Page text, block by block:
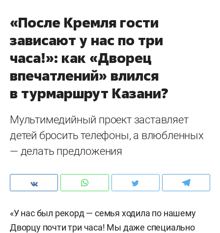
«После Кремля гости
зависают у нас по три
часа!»: как «Дворец
впечатлений» влился
в турмаршрут Казани?
Мультимедийный проект заставляет
детей бросить телефоны, а влюбленных
— делать предложения
«У нас был рекорд — семья ходила по нашему
Дворцу почти три часа! Мы даже специально